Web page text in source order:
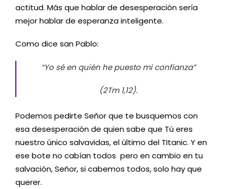
actitud. Más que hablar de desesperación sería
mejor hablar de esperanza inteligente.
Como dice san Pablo:
“Yo sé en quién he puesto mi confianza”
(2Tm 1,12).
Podemos pedirte Señor que te busquemos con
esa desesperación de quien sabe que Tú eres
nuestro único salvavidas, el último del TItanic. Y en
ese bote no cabían todos pero en cambio en tu
salvación, Señor, si cabemos todos, solo hay que
querer.